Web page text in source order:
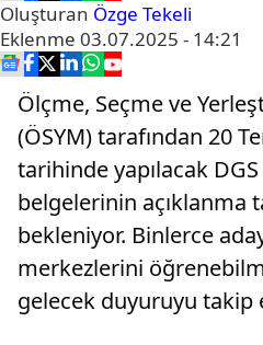
Oluşturan Özge Tekeli
Eklenme 03.07.2025 - 14:21
Ölçme, Seçme ve
(ÖSYM) tarafından 20
tarihinde yapılacak
belgelerinin açıklanma
bekleniyor. Binlerce
merkezlerini
gelecek duyuruyu takip